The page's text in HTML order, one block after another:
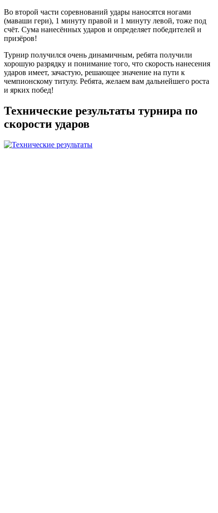
Во второй части соревнований удары наносятся ногами
(маваши гери), 1 минуту правой и 1 минуту левой, тоже под
счёт. Сума нанесённых ударов и определяет победителей и
призёров!
Турнир получился очень динамичным, ребята получили
хорошую разрядку и понимание того, что скорость нанесения
ударов имеет, зачастую, решающее значение на пути к
чемпионскому титулу. Ребята, желаем вам дальнейшего роста
и ярких побед!
Технические результаты турнира по
скорости ударов